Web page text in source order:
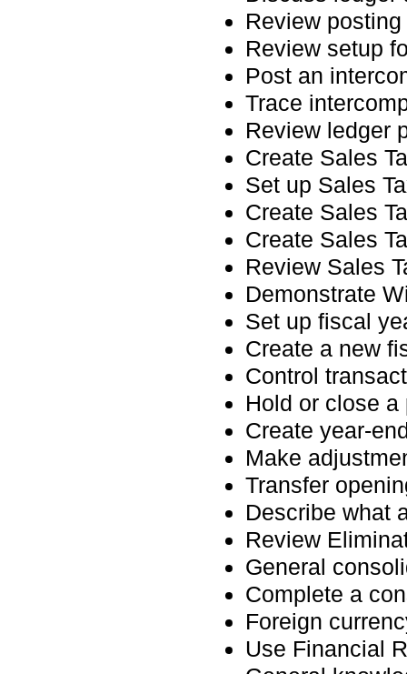
Review
Review setup
Post an
Trace
Review ledger
Create Sales
Set up Sales
Create Sales
Create Sales
Review Sales
Demonstrate
Set up fiscal
Create a new
Control
Hold or close a
Create year-
Make
Transfer
Describe what
Review
General
Complete a
Foreign
Use Financial